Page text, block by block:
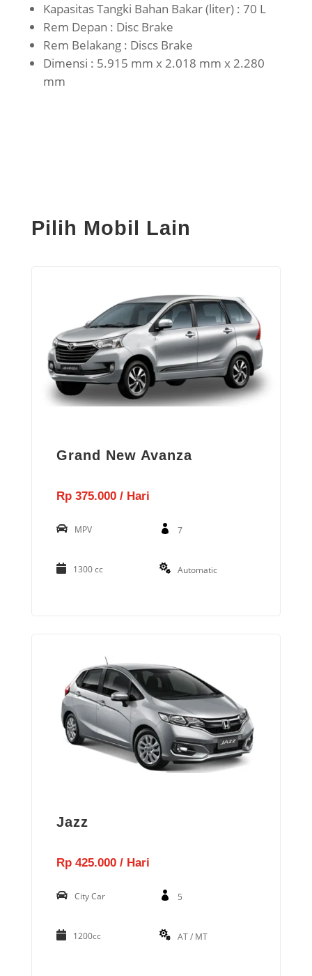
Kapasitas Tangki Bahan Bakar (liter) : 70 L
Rem Depan : Disc Brake
Rem Belakang : Discs Brake
Dimensi : 5.915 mm x 2.018 mm x 2.280
mm
Pilih Mobil Lain
Grand New Avanza
Rp 375.000 / Hari
MPV 7
1300 cc Automatic
Jazz
Rp 425.000 / Hari
City Car 5
1200cc AT / MT